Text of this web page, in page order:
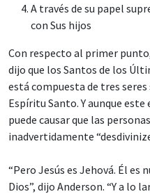
A través de su papel
con Sus hijos
Con respecto al primer
dijo que los Santos de los
está compuesta de tres seres
Espíritu Santo. Y aunque
puede causar que las
inadvertidamente
“Pero Jesús es Jehová. Él es
Dios”, dijo Anderson. “Y a lo